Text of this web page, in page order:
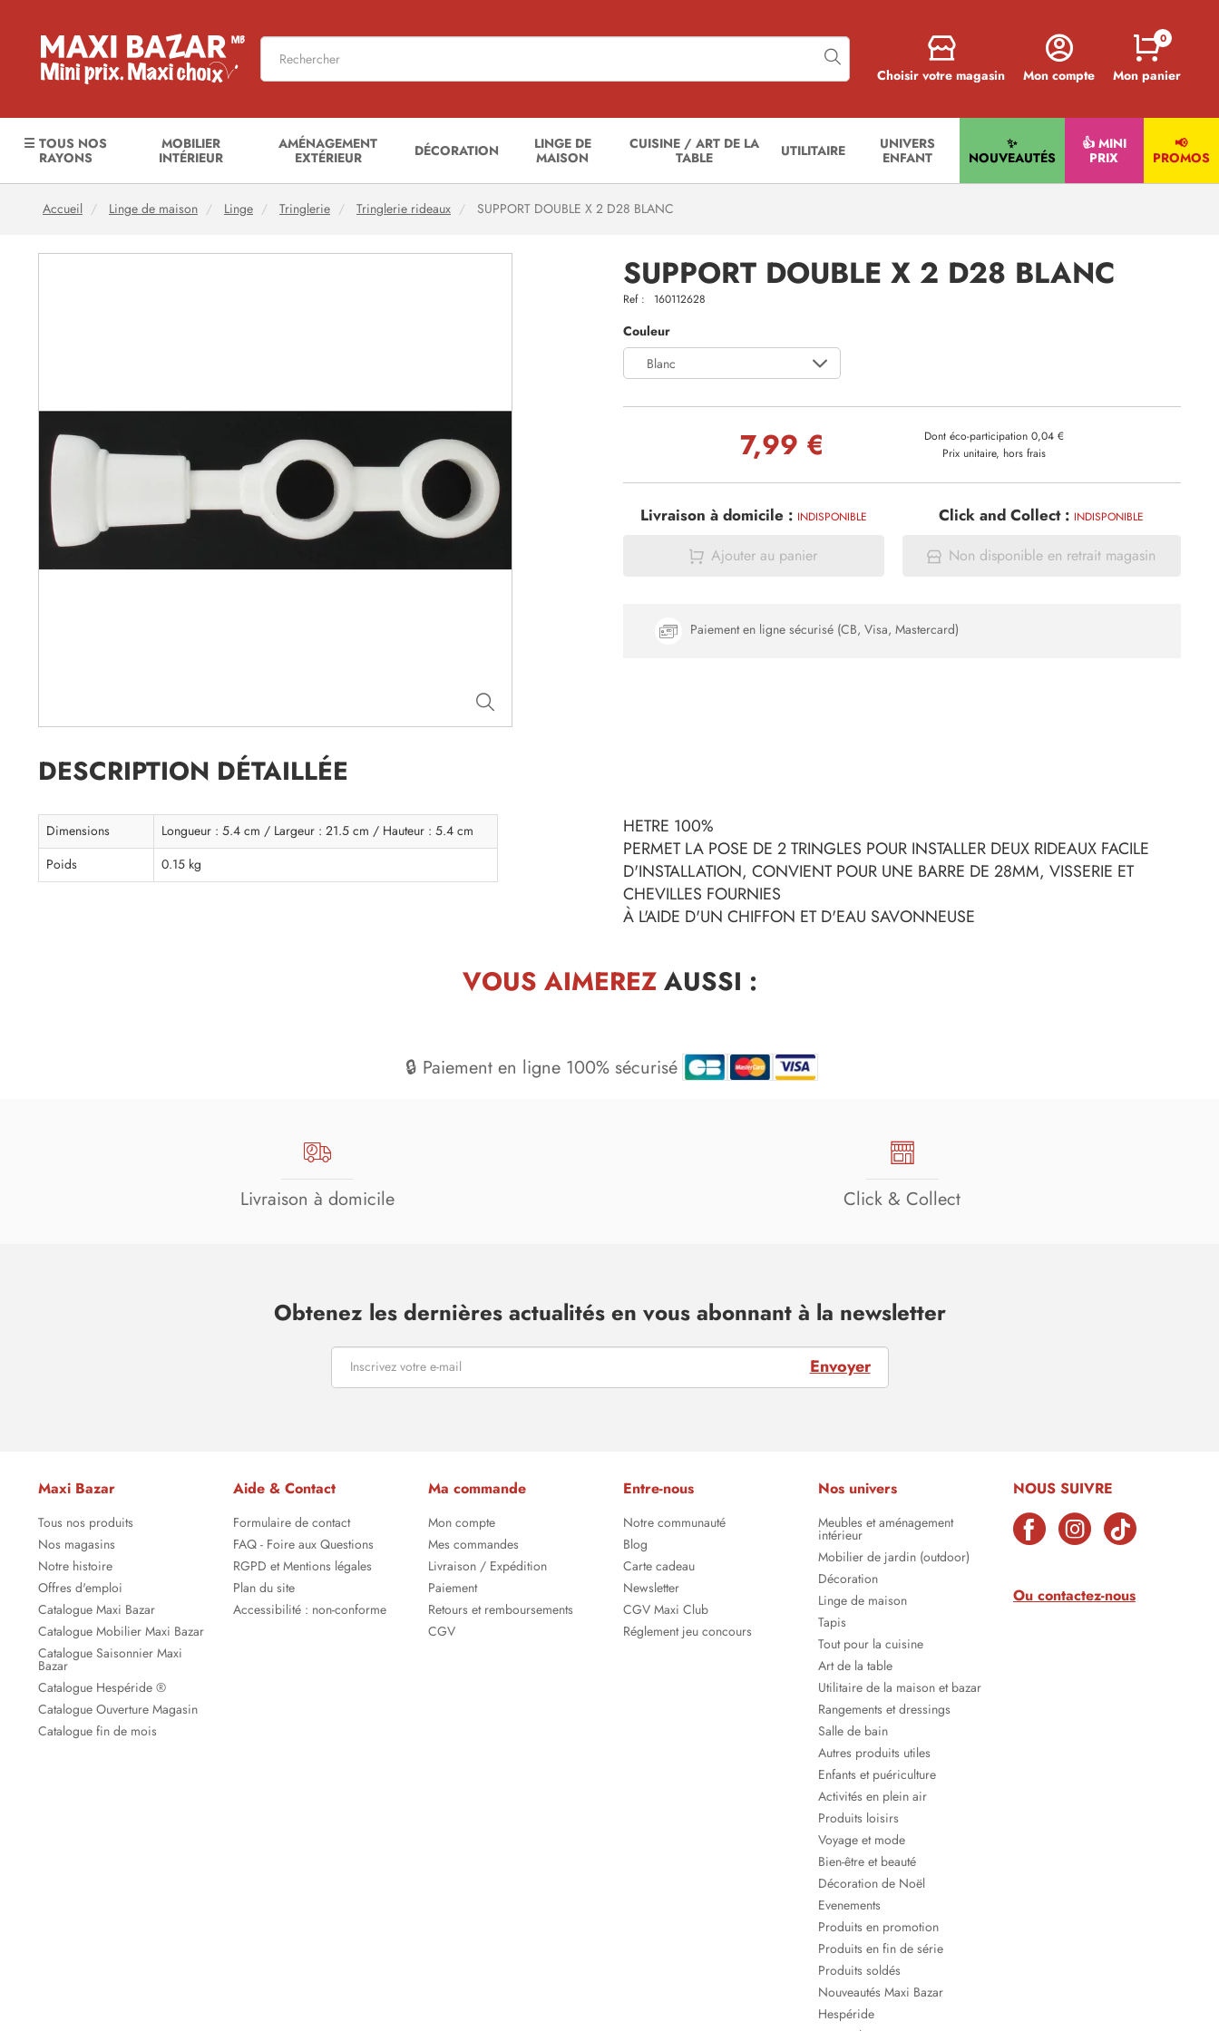
Choisir votre magasin Mon compte Mon panier
0
☰ TOUS NOS
RAYONS
MOBILIER
INTÉRIEUR
AMÉNAGEMENT
EXTÉRIEUR
DÉCORATION
LINGE DE
MAISON
CUISINE / ART DE LA
TABLE
UTILITAIRE
UNIVERS
ENFANT
✨
NOUVEAUTÉS
👍 MINI
PRIX
📢
PROMOS
Accueil Linge de maison Linge Tringlerie Tringlerie rideaux SUPPORT DOUBLE X 2 D28 BLANC
SUPPORT DOUBLE X 2 D28 BLANC
Ref : 160112628
Couleur
Blanc
7,99 €
Dont éco-participation 0,04 €
Prix unitaire, hors frais
Livraison à domicile : INDISPONIBLE
Ajouter au panier
Click and Collect : INDISPONIBLE
Non disponible en retrait magasin
Paiement en ligne sécurisé (CB, Visa, Mastercard)
DESCRIPTION DÉTAILLÉE
Dimensions
Longueur : 5.4 cm / Largeur : 21.5 cm / Hauteur : 5.4 cm
Poids
0.15 kg
HETRE 100%
PERMET LA POSE DE 2 TRINGLES POUR INSTALLER DEUX RIDEAUX FACILE
D'INSTALLATION, CONVIENT POUR UNE BARRE DE 28MM, VISSERIE ET
CHEVILLES FOURNIES
À L'AIDE D'UN CHIFFON ET D'EAU SAVONNEUSE
VOUS AIMEREZAUSSI :
🔒 Paiement en ligne 100% sécurisé
Livraison à domicile Click & Collect
Obtenez les dernières actualités en vous abonnant à la newsletter
Envoyer
Maxi Bazar
Tous nos produits
Nos magasins
Notre histoire
Offres d'emploi
Catalogue Maxi Bazar
Catalogue Mobilier Maxi Bazar
Catalogue Saisonnier Maxi
Bazar
Catalogue Hespéride ®
Catalogue Ouverture Magasin
Catalogue fin de mois
Aide & Contact
Formulaire de contact
FAQ - Foire aux Questions
RGPD et Mentions légales
Plan du site
Accessibilité : non-conforme
Ma commande
Mon compte
Mes commandes
Livraison / Expédition
Paiement
Retours et remboursements
CGV
Entre-nous
Notre communauté
Blog
Carte cadeau
Newsletter
CGV Maxi Club
Réglement jeu concours
Nos univers
Meubles et aménagement
intérieur
Mobilier de jardin (outdoor)
Décoration
Linge de maison
Tapis
Tout pour la cuisine
Art de la table
Utilitaire de la maison et bazar
Rangements et dressings
Salle de bain
Autres produits utiles
Enfants et puériculture
Activités en plein air
Produits loisirs
Voyage et mode
Bien-être et beauté
Décoration de Noël
Evenements
Produits en promotion
Produits en fin de série
Produits soldés
Nouveautés Maxi Bazar
Hespéride
NOUS SUIVRE
Ou contactez-nous